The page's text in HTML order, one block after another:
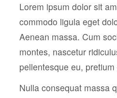
Lorem ipsum dolor sit
commodo ligula eget
Aenean massa. Cum
montes, nascetur
pellentesque eu,
Nulla consequat massa